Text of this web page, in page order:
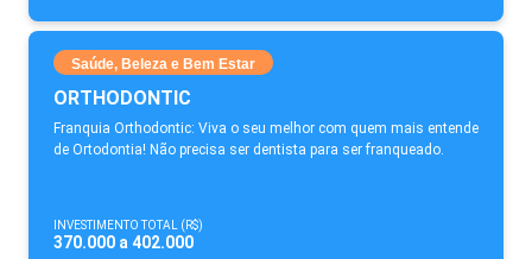
Saúde, Beleza e Bem Estar
ORTHODONTIC
Franquia Orthodontic: Viva o seu melhor com quem mais entende
de Ortodontia! Não precisa ser dentista para ser franqueado.
INVESTIMENTO TOTAL (R$)
370.000 a 402.000